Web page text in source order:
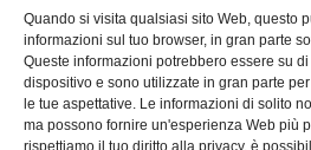
Quando si visita qualsiasi sito Web, questo
informazioni sul tuo browser, in gran parte
Queste informazioni potrebbero essere su
dispositivo e sono utilizzate in gran parte
le tue aspettative. Le informazioni di solito
ma possono fornire un'esperienza Web più
rispettiamo il tuo diritto alla privacy, è
Ultime da Facebook